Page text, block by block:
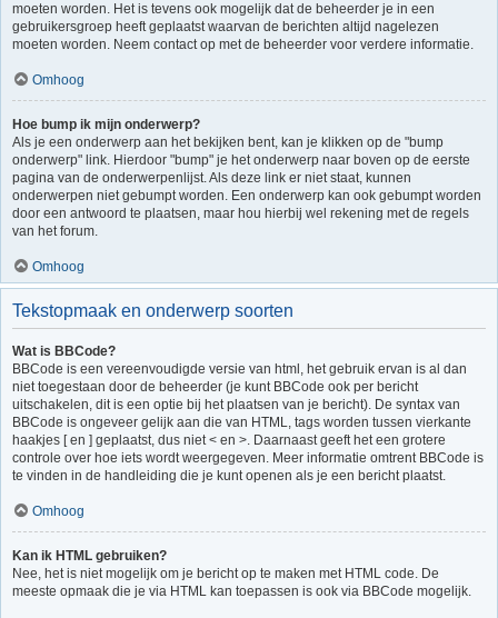
moeten worden. Het is tevens ook mogelijk dat de beheerder je in een
gebruikersgroep heeft geplaatst waarvan de berichten altijd nagelezen
moeten worden. Neem contact op met de beheerder voor verdere informatie.
Omhoog
Hoe bump ik mijn onderwerp?
Als je een onderwerp aan het bekijken bent, kan je klikken op de "bump
onderwerp" link. Hierdoor "bump" je het onderwerp naar boven op de eerste
pagina van de onderwerpenlijst. Als deze link er niet staat, kunnen
onderwerpen niet gebumpt worden. Een onderwerp kan ook gebumpt worden
door een antwoord te plaatsen, maar hou hierbij wel rekening met de regels
van het forum.
Omhoog
Tekstopmaak en onderwerp soorten
Wat is BBCode?
BBCode is een vereenvoudigde versie van html, het gebruik ervan is al dan
niet toegestaan door de beheerder (je kunt BBCode ook per bericht
uitschakelen, dit is een optie bij het plaatsen van je bericht). De syntax van
BBCode is ongeveer gelijk aan die van HTML, tags worden tussen vierkante
haakjes [ en ] geplaatst, dus niet < en >. Daarnaast geeft het een grotere
controle over hoe iets wordt weergegeven. Meer informatie omtrent BBCode is
te vinden in de handleiding die je kunt openen als je een bericht plaatst.
Omhoog
Kan ik HTML gebruiken?
Nee, het is niet mogelijk om je bericht op te maken met HTML code. De
meeste opmaak die je via HTML kan toepassen is ook via BBCode mogelijk.